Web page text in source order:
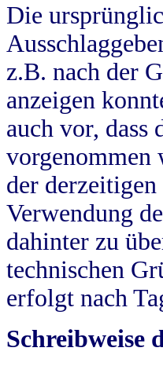
Die
z.B. nach der
anzeigen
auch vor,
vorgenommen
der
Verwendung
dahinter zu
technischen
erfolgt nach
Schreibweise